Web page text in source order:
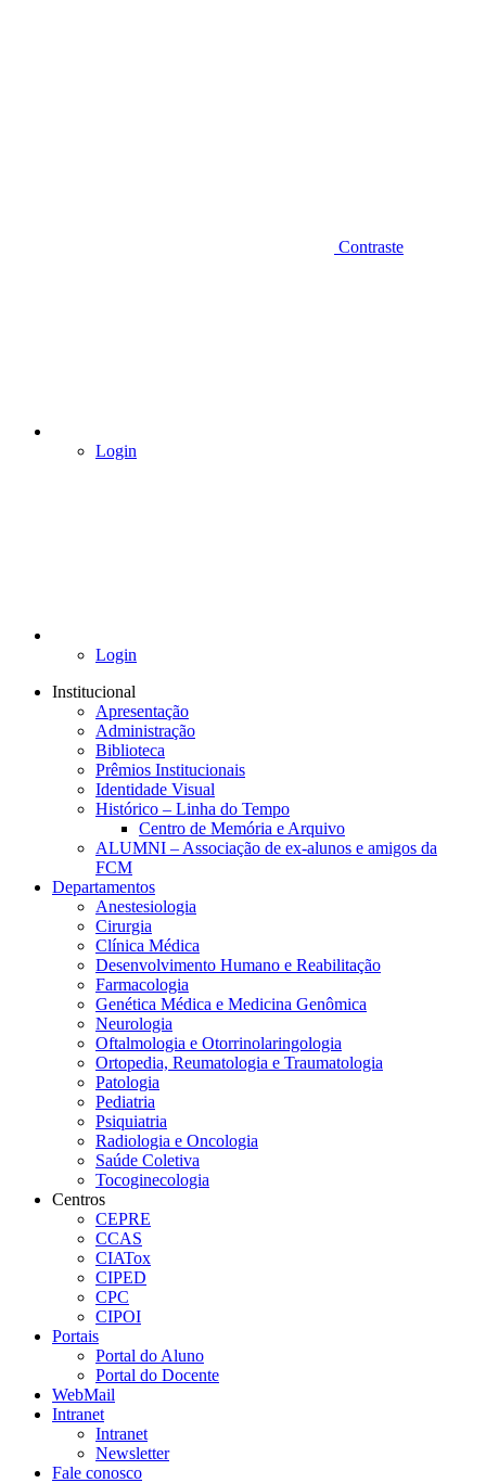
Contraste
Login
Login
Institucional
Apresentação
Administração
Biblioteca
Prêmios Institucionais
Identidade Visual
Histórico – Linha do Tempo
Centro de Memória e Arquivo
ALUMNI – Associação de ex-alunos e amigos da
FCM
Departamentos
Anestesiologia
Cirurgia
Clínica Médica
Desenvolvimento Humano e Reabilitação
Farmacologia
Genética Médica e Medicina Genômica
Neurologia
Oftalmologia e Otorrinolaringologia
Ortopedia, Reumatologia e Traumatologia
Patologia
Pediatria
Psiquiatria
Radiologia e Oncologia
Saúde Coletiva
Tocoginecologia
Centros
CEPRE
CCAS
CIATox
CIPED
CPC
CIPOI
Portais
Portal do Aluno
Portal do Docente
WebMail
Intranet
Intranet
Newsletter
Fale conosco